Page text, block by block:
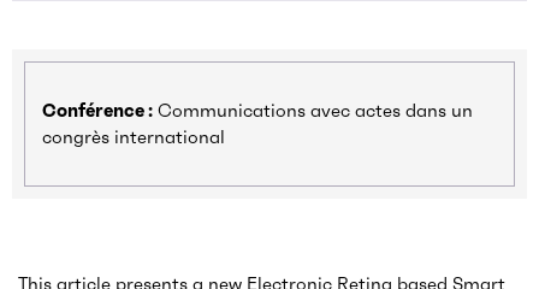
Conférence : Communications avec actes dans un
congrès international
This article presents a new Electronic Retina based Smart